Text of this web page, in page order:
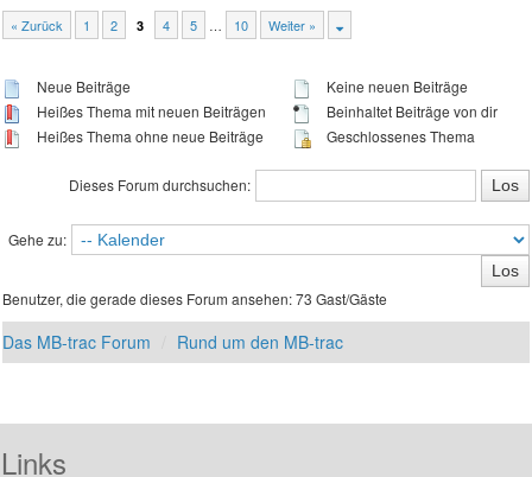
« Zurück 1 2 3 4 5 … 10 Weiter »
Neue Beiträge
Heißes Thema mit neuen Beiträgen
Heißes Thema ohne neue Beiträge
Keine neuen Beiträge
Beinhaltet Beiträge von dir
Geschlossenes Thema
Dieses Forum durchsuchen:
Gehe zu:
Benutzer, die gerade dieses Forum ansehen: 73 Gast/Gäste
Das MB-trac Forum Rund um den MB-trac
Links